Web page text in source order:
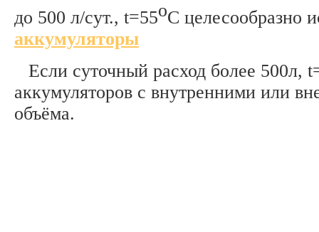
до 500 л/сут., t=55oC целесообразно
аккумуляторы
Если суточный расход более 500л,
аккумуляторов с внутренними или
объёма.